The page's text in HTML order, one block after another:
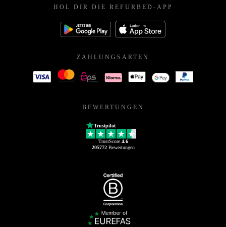
HOL DIR DIE REFURBED-APP
ZAHLUNGSARTEN
BEWERTUNGEN
Trustpilot
TrustScore 4.6
205772Bewertungen